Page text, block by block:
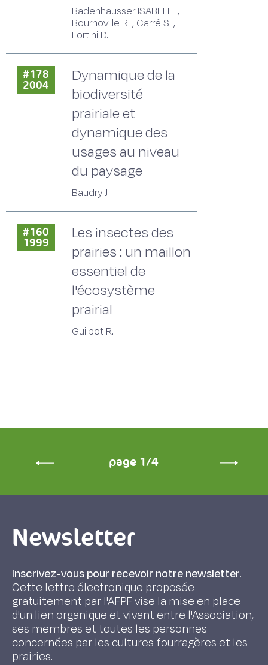
Badenhausser ISABELLE,
Bournoville R. , Carré S. ,
Fortini D.
#178
2004
Dynamique de la
biodiversité
prairiale et
dynamique des
usages au niveau
du paysage
Baudry J.
#160
1999
Les insectes des
prairies : un maillon
essentiel de
l'écosystème
prairial
Guilbot R.
page 1/4
Newsletter
Inscrivez-vous pour recevoir notre newsletter.
Cette lettre électronique proposée
gratuitement par l'AFPF vise la mise en place
d'un lien organique et vivant entre l'Association,
ses membres et toutes les personnes
concernées par les cultures fourragères et les
prairies.